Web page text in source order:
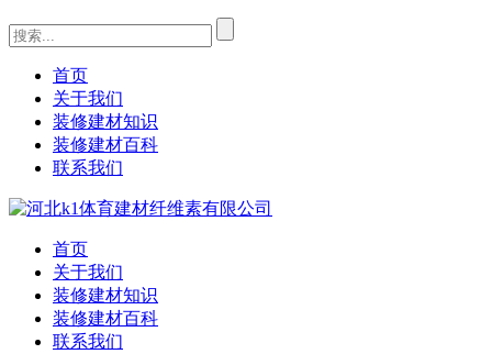
首页
关于我们
装修建材知识
装修建材百科
联系我们
首页
关于我们
装修建材知识
装修建材百科
联系我们